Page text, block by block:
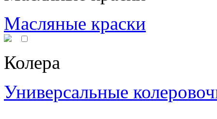
Масляные краски
Колера
Универсальные